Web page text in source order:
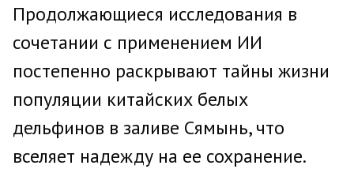
Продолжающиеся исследования в
сочетании с применением ИИ
постепенно раскрывают тайны жизни
популяции китайских белых
дельфинов в заливе Сямынь, что
вселяет надежду на ее сохранение.